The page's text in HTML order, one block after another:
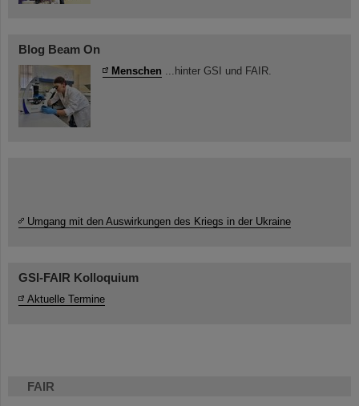
FAIR
Blog Beam On
Menschen ...hinter GSI und FAIR.
Umgang mit den Auswirkungen des Kriegs in der Ukraine
GSI-FAIR Kolloquium
Aktuelle Termine